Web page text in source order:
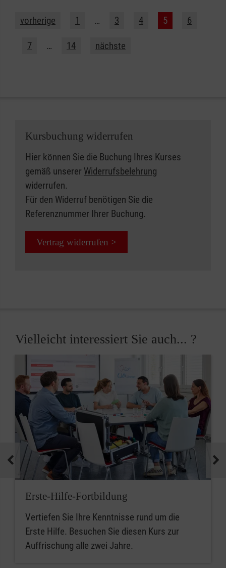
vorherige 1 … 3 4 5 6
7 … 14 nächste
Kursbuchung widerrufen
Hier können Sie die Buchung Ihres Kurses
gemäß unserer Widerrufsbelehrung
widerrufen.
Für den Widerruf benötigen Sie die
Referenznummer Ihrer Buchung.
Vertrag widerrufen >
Vielleicht interessiert Sie auch... ?
Erste-Hilfe-Fortbildung
Vertiefen Sie Ihre Kenntnisse rund um die
Erste Hilfe. Besuchen Sie diesen Kurs zur
Auffrischung alle zwei Jahre.